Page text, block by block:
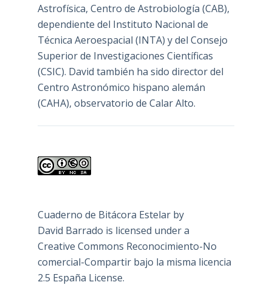
Astrofísica, Centro de Astrobiología (CAB),
dependiente del Instituto Nacional de
Técnica Aeroespacial (INTA) y del Consejo
Superior de Investigaciones Científicas
(CSIC). David también ha sido director del
Centro Astronómico hispano alemán
(CAHA), observatorio de Calar Alto.
Cuaderno de Bitácora Estelarby
David Barrado is licensed under a
Creative Commons Reconocimiento-No
comercial-Compartir bajo la misma licencia
2.5 España License.